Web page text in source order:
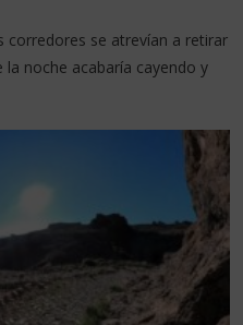
corredores se atrevían a retirar
noche acabaría cayendo y